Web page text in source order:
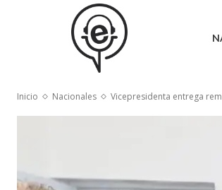
Inicio Nacionales Vicepresidenta entrega